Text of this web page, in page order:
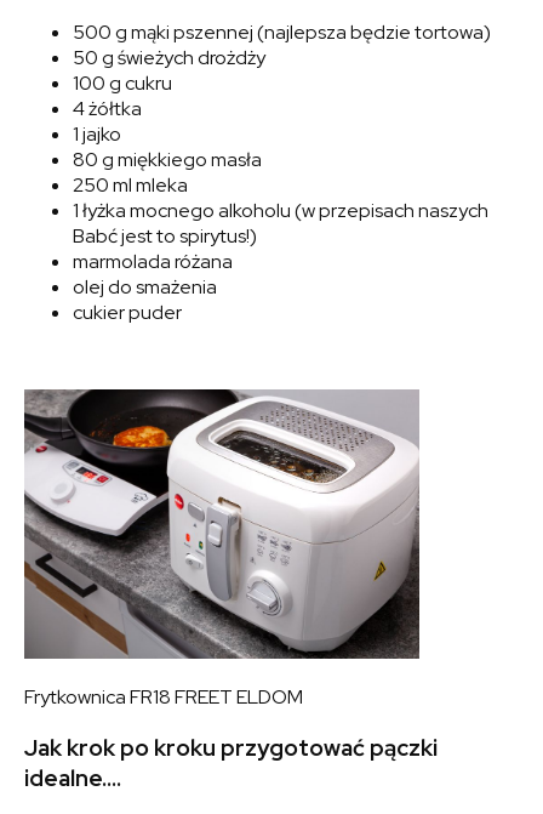
500 g mąki pszennej (najlepsza będzie tortowa)
50 g świeżych drożdży
100 g cukru
4 żółtka
1 jajko
80 g miękkiego masła
250 ml mleka
1 łyżka mocnego alkoholu (w przepisach naszych
Babć jest to spirytus!)
marmolada różana
olej do smażenia
cukier puder
Frytkownica FR18 FREET ELDOM
Jak krok po kroku przygotować pączki
idealne….